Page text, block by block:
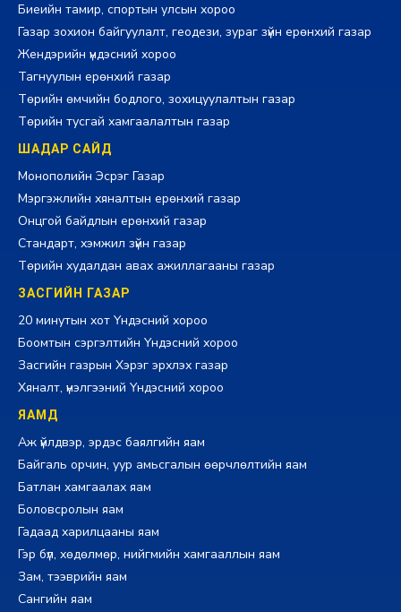
Биеийн тамир, спортын улсын хороо
Газар зохион байгуулалт, геодези, зураг зүйн ерөнхий газар
Жендэрийн үндэсний хороо
Тагнуулын ерөнхий газар
Төрийн өмчийн бодлого, зохицуулалтын газар
Төрийн тусгай хамгаалалтын газар
ШАДАР САЙД
Монополийн Эсрэг Газар
Мэргэжлийн хяналтын ерөнхий газар
Онцгой байдлын ерөнхий газар
Стандарт, хэмжил зүйн газар
Төрийн худалдан авах ажиллагааны газар
ЗАСГИЙН ГАЗАР
20 минутын хот Үндэсний хороо
Боомтын сэргэлтийн Үндэсний хороо
Засгийн газрын Хэрэг эрхлэх газар
Хяналт, үнэлгээний Үндэсний хороо
ЯАМД
Аж үйлдвэр, эрдэс баялгийн яам
Байгаль орчин, уур амьсгалын өөрчлөлтийн яам
Батлан хамгаалах яам
Боловсролын яам
Гадаад харилцааны яам
Гэр бүл, хөдөлмөр, нийгмийн хамгааллын яам
Зам, тээврийн яам
Сангийн яам